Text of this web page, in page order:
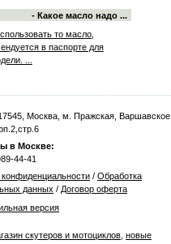
- Какое масло надо ...
то масло,
в паспорте для
...
Москва, м. Пражская, Варшавское
в Москве:
44-41
/ Обработка
данных / Договор оферта
версия
скутеров и мотоциклов новые